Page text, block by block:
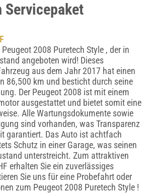
Servicepaket
2008 Puretech Style , der in
angeboten wird! Dieses
aus dem Jahr 2017 hat einen
86,500 km und besticht durch seine
Der Peugeot 2008 ist mit einem
ausgestattet und bietet somit eine
Alle Wartungsdokumente sowie
sind vorhanden, was Transparenz
garantiert. Das Auto ist achtfach
Schutz in einer Garage, was seinen
unterstreicht. Zum attraktiven
erhalten Sie ein zuverlässiges
Sie uns für eine Probefahrt oder
zum Peugeot 2008 Puretech Style !